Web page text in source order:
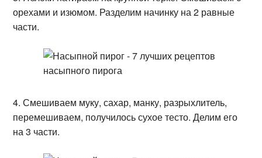
орехами и изюмом. Разделим начинку на 2 равные
части.
4. Смешиваем муку, сахар, манку, разрыхлитель,
перемешиваем, получилось сухое тесто. Делим его
на 3 части.